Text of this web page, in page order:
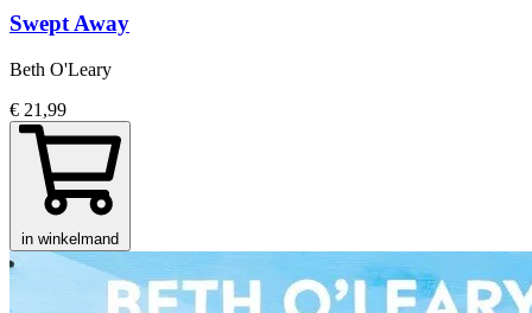
Swept Away
Beth O'Leary
€ 21,99
in winkelmand